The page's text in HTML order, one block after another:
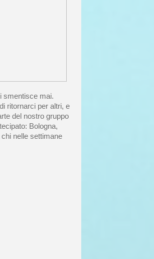
smentisce mai.
ritornarci per altri, e
del nostro gruppo
Bologna,
nelle settimane